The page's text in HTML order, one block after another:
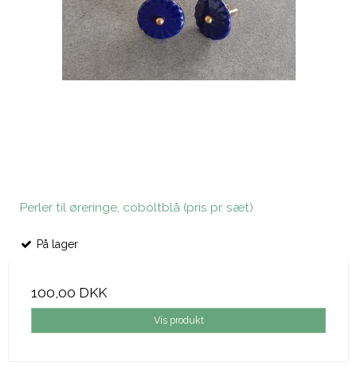
Perler til øreringe, coboltblå (pris pr. sæt)
På lager
100,00 DKK
Vis produkt